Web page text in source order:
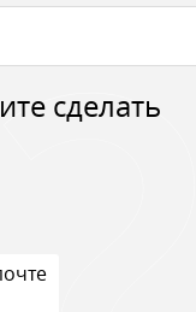
сделать